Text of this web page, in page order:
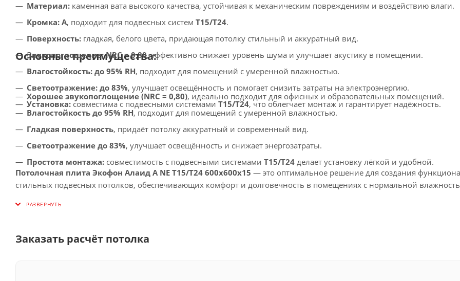
Материал: каменная вата высокого качества, устойчивая к механическим повреждениям и воздействию влаги.
Кромка: А, подходит для подвесных систем T15/T24.
Поверхность: гладкая, белого цвета, придающая потолку стильный и аккуратный вид.
Звукопоглощение: NRC = 0,80, эффективно снижает уровень шума и улучшает акустику в помещении.
Влагостойкость: до 95% RH, подходит для помещений с умеренной влажностью.
Светоотражение: до 83%, улучшает освещённость и помогает снизить затраты на электроэнергию.
Установка: совместима с подвесными системами T15/T24, что облегчает монтаж и гарантирует надёжность.
Основные преимущества:
Хорошее звукопоглощение (NRC = 0,80), идеально подходит для офисных и образовательных помещений.
Влагостойкость до 95% RH, подходит для помещений с умеренной влажностью.
Гладкая поверхность, придаёт потолку аккуратный и современный вид.
Светоотражение до 83%, улучшает освещённость и снижает энергозатраты.
Простота монтажа: совместимость с подвесными системами T15/T24 делает установку лёгкой и удобной.
Потолочная плита Экофон Алаид А NE T15/T24 600x600x15 — это оптимальное решение для создания
стильных подвесных потолков, обеспечивающих комфорт и долговечность в помещениях с нормальной
Заказать расчёт потолка